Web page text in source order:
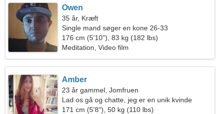
Owen
35 år, Kræft
Single mand søger en kone 26-33
176 cm (5'10"), 83 kg (182 lbs)
Meditation, Video film
Amber
23 år gammel, Jomfruen
Lad os gå og chatte, jeg er en unik kvinde
171 cm (5'8"), 50 kg (110 lbs)